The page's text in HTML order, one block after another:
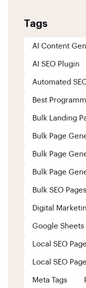
Tags
AI Content
AI SEO Plugin
Automated
Best
Bulk Landing
Bulk Page
Bulk Page
Bulk Page
Bulk SEO Pages
Digital
Google Sheets
Local SEO
Local SEO
Meta Tags